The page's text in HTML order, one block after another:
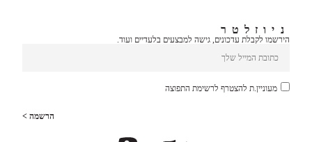
ניוזלטר
הירשמו לקבלת עדכונים, גישה למבצעים בלעדיים ועוד.
מעוניין.ת להצטרף לרשימת התפוצה
הרשמה >